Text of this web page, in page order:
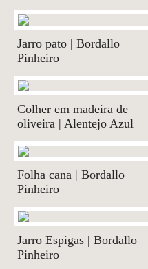
Jarro pato | Bordallo
Pinheiro
Colher em madeira de
oliveira | Alentejo Azul
Folha cana | Bordallo
Pinheiro
Jarro Espigas | Bordallo
Pinheiro